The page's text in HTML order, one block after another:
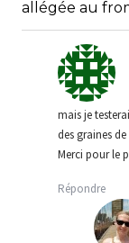
allégée au
mais je
des graines
Merci pour le
Répondre